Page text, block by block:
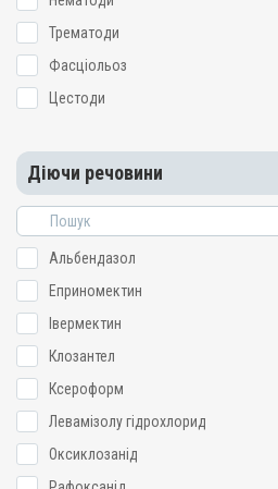
Трематоди
Фасціольоз
Цестоди
Діючи речовини
Альбендазол
Еприномектин
Івермектин
Клозантел
Ксероформ
Левамізолу гідрохлорид
Оксиклозанід